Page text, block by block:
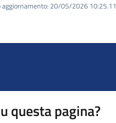
20/05/2026 10:25.11
questa pagina?